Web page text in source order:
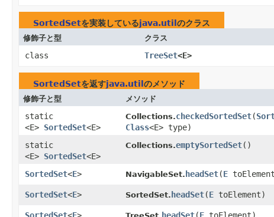
SortedSetを実装しているjava.utilのクラス
修飾子と型 クラス
class TreeSet<E>
SortedSetを返すjava.utilのメソッド
修飾子と型 メソッド
static
<E> SortedSet<E>
Collections.checkedSortedSet​(
Class<E> type)
static
<E> SortedSet<E>
Collections.emptySortedSet()
SortedSet<E> NavigableSet.headSet​(E
SortedSet<E> SortedSet.headSet​(E toElement)
SortedSet<E> headSet​(E toElement)